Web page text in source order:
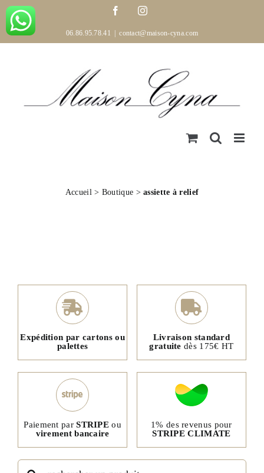
Passer
au
contenu
FacebookInstagram
06.86.95.78.41 contact@maison-cyna.com
Accueil > Boutique >assiette à relief
Expédition par cartons ou
palettes
Livraison standard
gratuite dès 175€ HT
Paiement parSTRIPE ou
virement bancaire
1% des revenus pour
STRIPE CLIMATE
Rechercher: